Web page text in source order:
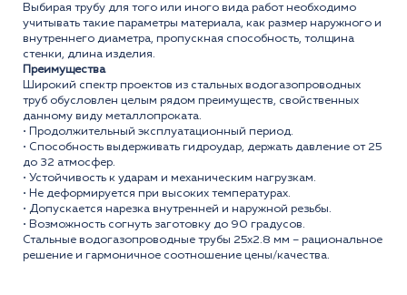
Выбирая трубу для того или иного вида работ необходимо
учитывать такие параметры материала, как размер наружного и
внутреннего диаметра, пропускная способность, толщина
стенки, длина изделия.
Преимущества
Широкий спектр проектов из стальных водогазопроводных
труб обусловлен целым рядом преимуществ, свойственных
данному виду металлопроката.
• Продолжительный эксплуатационный период.
• Способность выдерживать гидроудар, держать давление от 25
до 32 атмосфер.
• Устойчивость к ударам и механическим нагрузкам.
• Не деформируется при высоких температурах.
• Допускается нарезка внутренней и наружной резьбы.
• Возможность согнуть заготовку до 90 градусов.
Стальные водогазопроводные трубы 25x2.8 мм – рациональное
решение и гармоничное соотношение цены/качества.